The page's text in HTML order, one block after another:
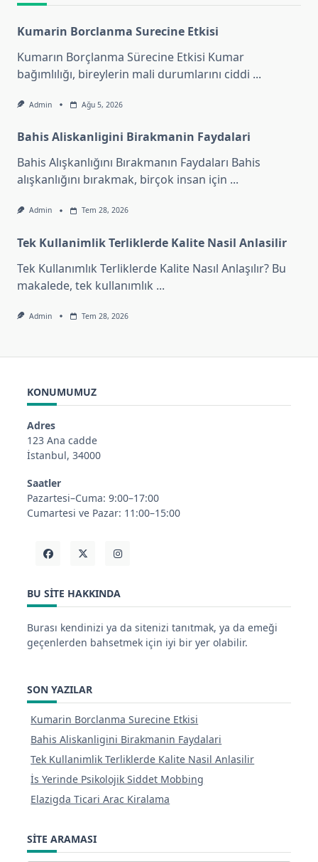
Kumarin Borclanma Surecine Etkisi
Kumarın Borçlanma Sürecine Etkisi Kumar
bağımlılığı, bireylerin mali durumlarını ciddi ...
Admin Ağu 5, 2026
Bahis Aliskanligini Birakmanin Faydalari
Bahis Alışkanlığını Bırakmanın Faydaları Bahis
alışkanlığını bırakmak, birçok insan için ...
Admin Tem 28, 2026
Tek Kullanimlik Terliklerde Kalite Nasil Anlasilir
Tek Kullanımlık Terliklerde Kalite Nasıl Anlaşılır? Bu
makalede, tek kullanımlık ...
Admin Tem 28, 2026
KONUMUMUZ
Adres
123 Ana cadde
İstanbul, 34000
Saatler
Pazartesi–Cuma: 9:00–17:00
Cumartesi ve Pazar: 11:00–15:00
BU SITE HAKKINDA
Burası kendinizi ya da sitenizi tanıtmak, ya da emeği
geçenlerden bahsetmek için iyi bir yer olabilir.
SON YAZILAR
Kumarin Borclanma Surecine Etkisi
Bahis Aliskanligini Birakmanin Faydalari
Tek Kullanimlik Terliklerde Kalite Nasil Anlasilir
İs Yerinde Psikolojik Siddet Mobbing
Elazigda Ticari Arac Kiralama
SITE ARAMASI